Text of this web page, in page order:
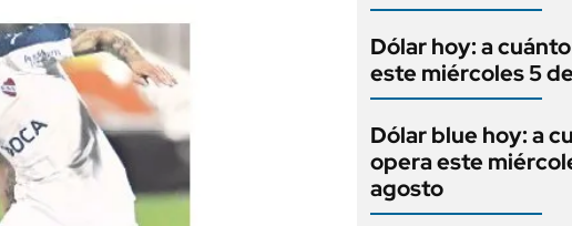
Dólar hoy: a
este miércoles 5
Dólar blue hoy: a
opera este
agosto